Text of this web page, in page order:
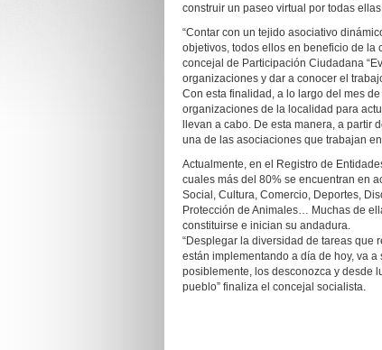
construir un paseo virtual por todas
“Contar con un tejido asociativo
objetivos, todos ellos en beneficio de la
concejal de Participación Ciudadana
organizaciones y dar a conocer el
Con esta finalidad, a lo largo del mes
organizaciones de la localidad para
llevan a cabo. De esta manera, a
una de las asociaciones que trabajan
Actualmente, en el Registro de
cuales más del 80% se encuentran en
Social, Cultura, Comercio, Deportes,
Protección de Animales… Muchas de
constituirse e inician su andadura.
“Desplegar la diversidad de tareas que
están implementando a día de hoy, va
posiblemente, los desconozca y desde
pueblo” finaliza el concejal socialista.